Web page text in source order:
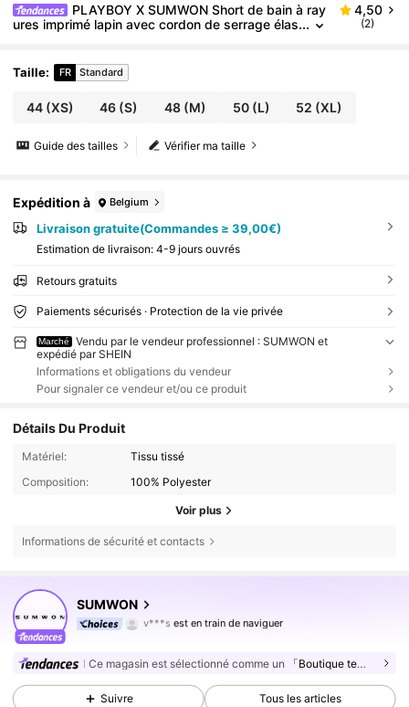
PLAYBOY X SUMWON Short de bain à ray
ures imprimé lapin avec cordon de serrage élas
4,50
(2)
Taille: FR Standard
44(XS) 46 (S) 48(M) 50(L) 52 (XL)
Vérifier ma taille
Guide des tailles
Expédition à Belgium
Livraison gratuite(Commandes ≥ 39,00€)
Estimation de livraison: 4-9 jours ouvrés
Retours gratuits
Paiements sécurisés · Protection de la vie privée
Marché
Vendu par le vendeur professionnel : SUMWON et
expédié par SHEIN
Informations et obligations du vendeur
Pour signaler ce vendeur et/ou ce produit
Détails Du Produit
Matériel:
Tissu tissé
Composition:
100% Polyester
Voir plus
Informations de sécurité et contacts
SUMWON 4,83
v***s est en train de naviguer
4,83 1M Suiveurs
1M Suiveurs
Ce magasin est sélectionné comme un 「Boutique tendance」
Suivre Tous les articles